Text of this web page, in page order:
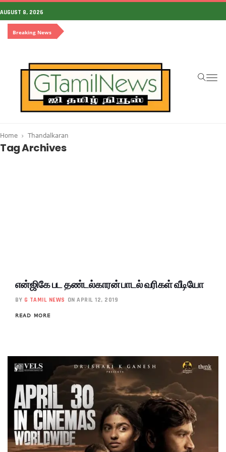
AUGUST 8, 2026
Breaking News
Home Thandalkaran
Tag Archives
என்ஜிகே பட தண்டல்காரன் பாடல் வரிகள் வீடியோ
BY G TAMIL NEWS ON APRIL 12, 2019
READ MORE